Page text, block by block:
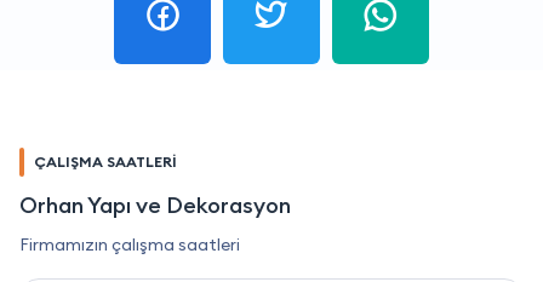
ÇALIŞMA SAATLERİ
Orhan Yapı ve Dekorasyon
Firmamızın çalışma saatleri